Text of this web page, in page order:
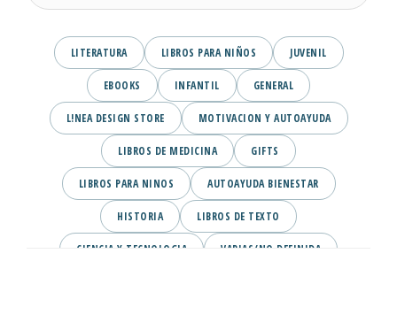
LITERATURA LIBROS PARA NIÑOS JUVENIL
EBOOKS INFANTIL GENERAL
L!NEA DESIGN STORE MOTIVACION Y AUTOAYUDA
LIBROS DE MEDICINA GIFTS
LIBROS PARA NINOS AUTOAYUDA BIENESTAR
HISTORIA LIBROS DE TEXTO
CIENCIA Y TECNOLOGIA VARIAS/NO DEFINIDA